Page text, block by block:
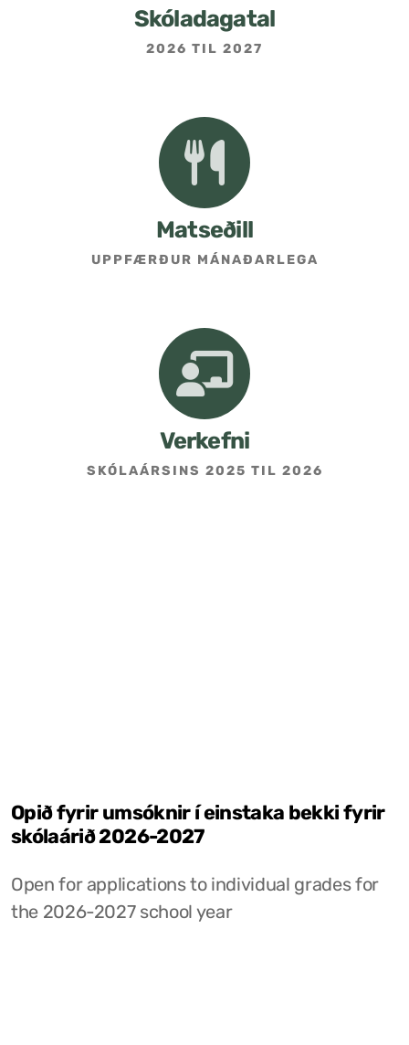
Skóladagatal
2026 TIL 2027
Matseðill
UPPFÆRÐUR MÁNAÐARLEGA
Verkefni
SKÓLAÁRSINS 2025 TIL 2026
Opið fyrir umsóknir í einstaka bekki fyrir
skólaárið 2026-2027
Open for applications to individual grades for
the 2026-2027 school year
Áætlanir og stefnur